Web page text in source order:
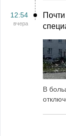
12:54
вчера
В